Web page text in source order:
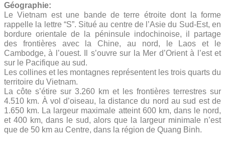
Géographie:
Le Vietnam est une bande de terre étroite dont la forme
rappelle la lettre “S”. Situé au centre de l’Asie du Sud-Est, en
bordure orientale de la péninsule indochinoise, il partage
des frontières avec la Chine, au nord, le Laos et le
Cambodge, à l’ouest. Il s’ouvre sur la Mer d’Orient à l’est et
sur le Pacifique au sud.
Les collines et les montagnes représentent les trois quarts du
territoire du Vietnam.
La côte s’étire sur 3.260 km et les frontières terrestres sur
4.510 km. À vol d’oiseau, la distance du nord au sud est de
1.650 km. La largeur maximale atteint 600 km, dans le nord,
et 400 km, dans le sud, alors que la largeur minimale n’est
que de 50 km au Centre, dans la région de Quang Binh.